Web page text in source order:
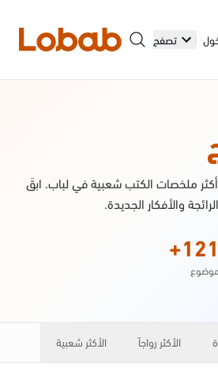
تصفح
ملخصات الكتب شعبية في لباب. ابقَ
والأفكار الجديدة.
121+
الأكثر رواجاً الأكثر شعبية